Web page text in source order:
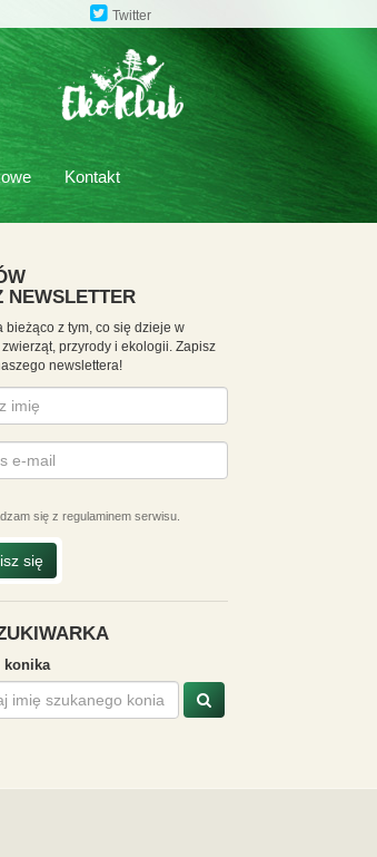
Twitter
Kontakt
NEWSLETTER
bieżąco z tym, co się dzieje w
przyrody i ekologii. Zapisz
newslettera!
się zregulaminem serwisu
się
konika